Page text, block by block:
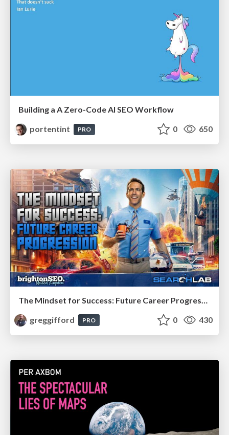
Building a A Zero-Code AI SEO Workflow
portentint
PRO 0 650
greggifford
PRO 0 430